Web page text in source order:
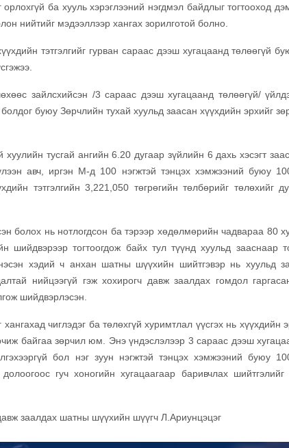
ба хууль хэрэглээний нэгдмэл байдлыг тогтооход
нийтийг мэдээллээр хангах зорилготой болно.
тэтгэлгийг гурван сараас дээш хугацаанд төлөөгүй
зайлсхийсэн /3 сараас дээш хугацаанд төлөөгүй/
буюу Зөрчлийн тухай хуульд заасан хүүхдийн эрхийг
тусгай ангийн 6.20 дугаар зүйлийн 6 дахь хэсэгт
авч, иргэн М-д 100 нэгжтэй тэнцэх хэмжээний буюу
тэтгэлгийн 3,221,050 төгрөгийн төлбөрийг төлөхийг
болох нь нотлогдсон ба тэрээр хөдөлмөрийн чадвараа 80
тогтоогдож байх тул түүнд хуульд зааснаар
хэдий ч анхан шатны шүүхийн шийтгэвэр нь хуульд
нийцээгүй гэж хохирогч давж заалдах гомдол
шийдвэрлэсэн.
чиглэдэг ба төлөхгүй хуримтлал үүсгэх нь хүүхдийн
байгаа зөрчил юм. Энэ үндэслэлээр 3 сараас дээш
бол нэг зуун нэгжтэй тэнцэх хэмжээний буюу
гуч хоногийн хугацаагаар баривчлах
заалдах шатны шүүхийн шүүгч Л.Ариунцэцэг